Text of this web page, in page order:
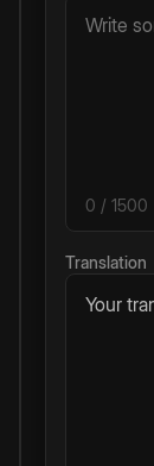
0 / 1500
Translation
Your